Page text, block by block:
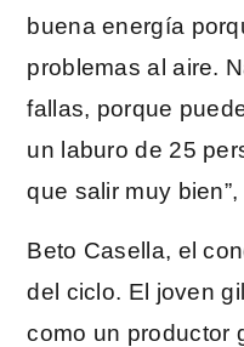
buena energía
problemas al aire.
fallas, porque
un laburo de 25
que salir muy
Beto Casella, el
del ciclo. El joven
como un productor